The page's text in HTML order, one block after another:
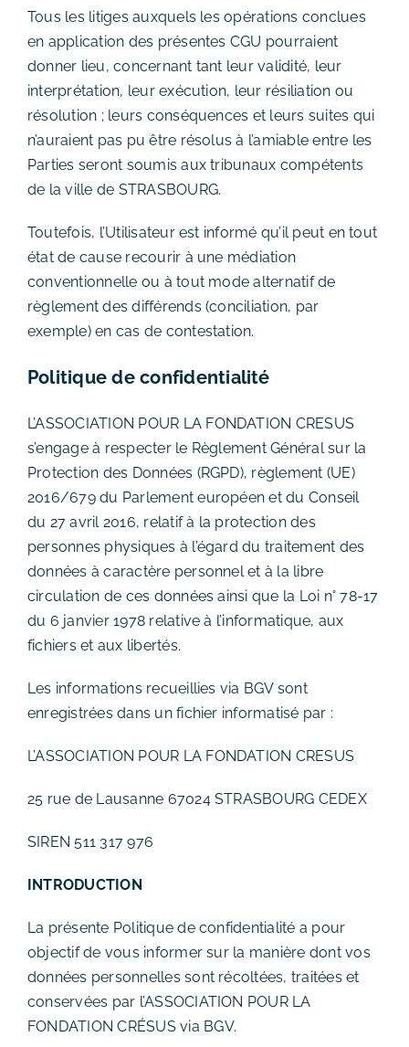
Tous les litiges auxquels les opérations conclues
en application des présentes CGU pourraient
donner lieu, concernant tant leur validité, leur
interprétation, leur exécution, leur résiliation ou
résolution ; leurs conséquences et leurs suites qui
n’auraient pas pu être résolus à l’amiable entre les
Parties seront soumis aux tribunaux compétents
de la ville de STRASBOURG.
Toutefois, l’Utilisateur est informé qu’il peut en tout
état de cause recourir à une médiation
conventionnelle ou à tout mode alternatif de
règlement des différends (conciliation, par
exemple) en cas de contestation.
Politique de confidentialité
L’ASSOCIATION POUR LA FONDATION CRESUS
s’engage à respecter le Règlement Général sur la
Protection des Données (RGPD), règlement (UE)
2016/679 du Parlement européen et du Conseil
du 27 avril 2016, relatif à la protection des
personnes physiques à l’égard du traitement des
données à caractère personnel et à la libre
circulation de ces données ainsi que la Loi n° 78-17
du 6 janvier 1978 relative à l’informatique, aux
fichiers et aux libertés.
Les informations recueillies via BGV sont
enregistrées dans un fichier informatisé par :
L’ASSOCIATION POUR LA FONDATION CRESUS
25 rue de Lausanne 67024 STRASBOURG CEDEX
SIREN 511 317 976
INTRODUCTION
La présente Politique de confidentialité a pour
objectif de vous informer sur la manière dont vos
données personnelles sont récoltées, traitées et
conservées par l’ASSOCIATION POUR LA
FONDATION CRÉSUS via BGV.